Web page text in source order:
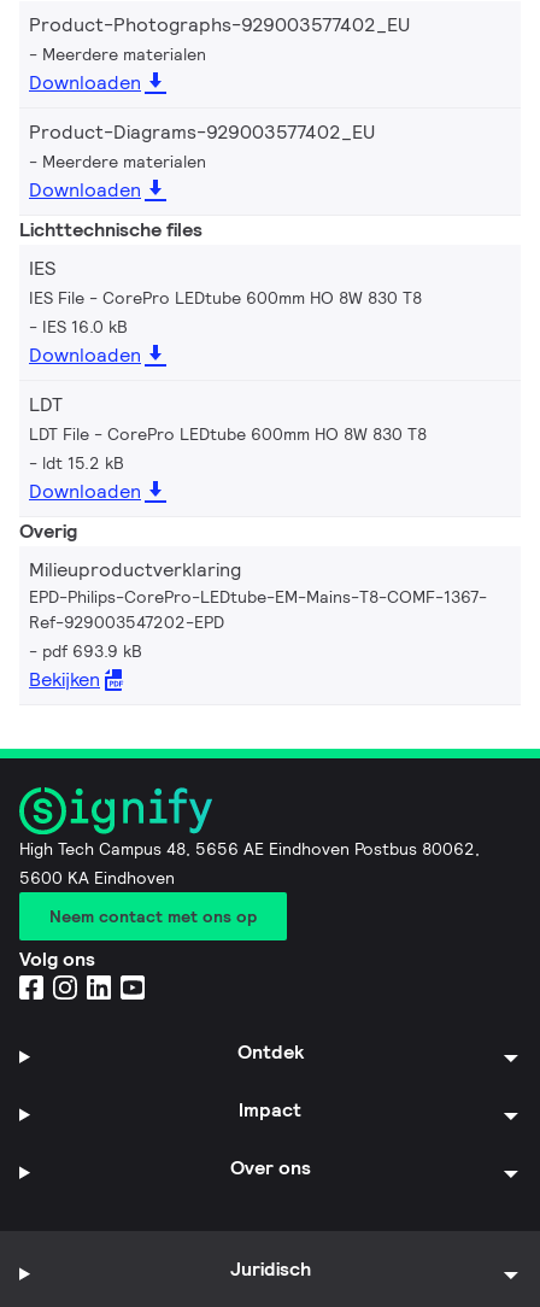
Product-Photographs-929003577402_EU
Meerdere materialen
Downloaden
Product-Diagrams-929003577402_EU
Meerdere materialen
Downloaden
Lichttechnische files
IES
IES File - CorePro LEDtube 600mm HO 8W 830 T8
IES 16.0 kB
Downloaden
LDT
LDT File - CorePro LEDtube 600mm HO 8W 830 T8
ldt 15.2 kB
Downloaden
Overig
Milieuproductverklaring
EPD-Philips-CorePro-LEDtube-EM-Mains-T8-COMF-1367-
Ref-929003547202-EPD
pdf 693.9 kB
Bekijken
High Tech Campus 48, 5656 AE Eindhoven Postbus 80062,
5600 KA Eindhoven
Neem contact met ons op
Volg ons
Ontdek
Impact
Over ons
Juridisch